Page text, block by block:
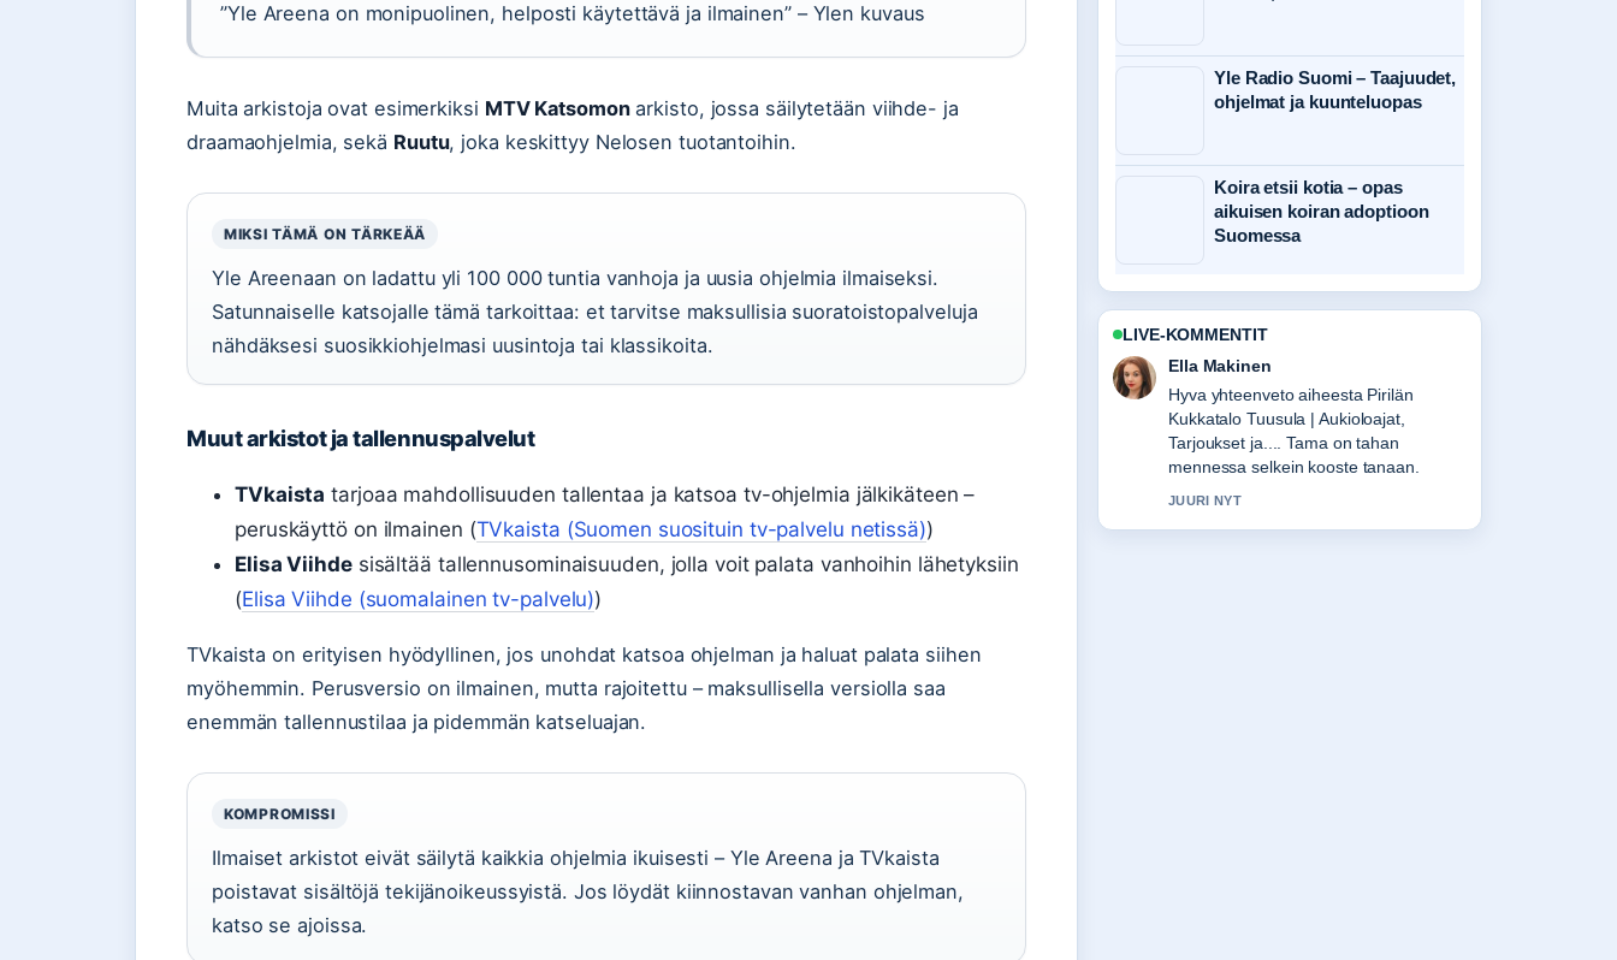
”Yle Areena on monipuolinen, helposti käytettävä ja ilmainen” – Ylen kuvaus
Muita arkistoja ovat esimerkiksi MTV Katsomonarkisto, jossa säilytetään viihde- ja
draamaohjelmia, sekä Ruutu, joka keskittyy Nelosen tuotantoihin.
MIKSI TÄMÄ ON TÄRKEÄÄ
Yle Areenaan on ladattu yli 100 000 tuntia vanhoja ja uusia ohjelmia ilmaiseksi.
Satunnaiselle katsojalle tämä tarkoittaa: et tarvitse maksullisia suoratoistopalveluja
nähdäksesi suosikkiohjelmasi uusintoja tai klassikoita.
Muut arkistot ja tallennuspalvelut
TVkaista tarjoaa mahdollisuuden tallentaa ja katsoa tv-ohjelmia jälkikäteen –
peruskäyttö on ilmainen (TVkaista (Suomen suosituin tv-palvelu netissä))
Elisa Viihdesisältää tallennusominaisuuden, jolla voit palata vanhoihin lähetyksiin
(Elisa Viihde (suomalainen tv-palvelu))
TVkaista on erityisen hyödyllinen, jos unohdat katsoa ohjelman ja haluat palata siihen
myöhemmin. Perusversio on ilmainen, mutta rajoitettu – maksullisella versiolla saa
enemmän tallennustilaa ja pidemmän katseluajan.
KOMPROMISSI
Ilmaiset arkistot eivät säilytä kaikkia ohjelmia ikuisesti – Yle Areena ja TVkaista
poistavat sisältöjä tekijänoikeussyistä. Jos löydät kiinnostavan vanhan ohjelman,
katso se ajoissa.
Yle Radio Suomi – Taajuudet,
ohjelmat ja kuunteluopas
Koira etsii kotia – opas
aikuisen koiran adoptioon
Suomessa
LIVE-KOMMENTIT
Joonas Kallio
Seuraan U-Krea (virtsan kreatiniini) –
viitearvot ja ero...-lahetysta tarkasti –
arvostan tasapainoista savyja.
3 MIN SITTEN